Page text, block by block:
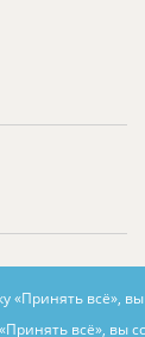
«Принять всё»,
всё», вы